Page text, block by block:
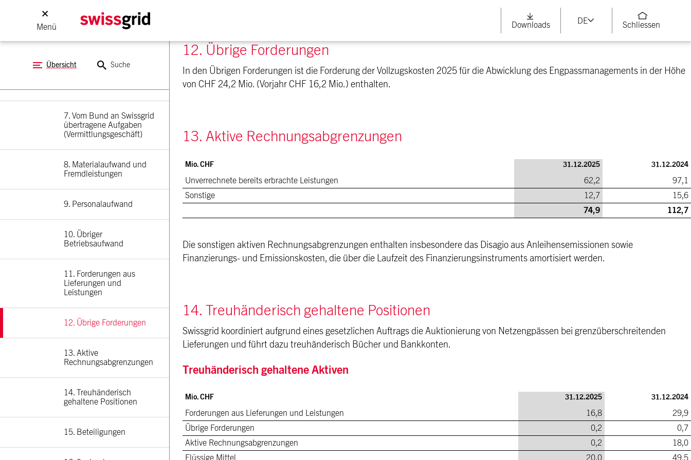
Menü Downloads DE Schliessen
Übersicht Suche
4. Nettoumsatz
7. Vom Bund an Swissgrid
übertragene Aufgaben
(Vermittlungsgeschäft)
8. Materialaufwand und
Fremdleistungen
9. Personalaufwand
10. Übriger
Betriebsaufwand
11. Forderungen aus
Lieferungen und
Leistungen
12. Übrige Forderungen
13. Aktive
Rechnungsabgrenzungen
14. Treuhänderisch
gehaltene Positionen
15. Beteiligungen
12. Übrige Forderungen
In den Übrigen Forderungen ist die Forderung der Vollzugskosten 2025 für die Abwicklung des Engpassmanagements in der Höhe
von CHF 24,2 Mio. (Vorjahr CHF 16,2 Mio.) enthalten.
13. Aktive Rechnungsabgrenzungen
Mio. CHF 31.12.2025 31.12.2024
Unverrechnete bereits erbrachte Leistungen 62,2
97,1
Sonstige
12,7
15,6
74,9
112,7
Die sonstigen aktiven Rechnungsabgrenzungen enthalten insbesondere das Disagio aus Anleihensemissionen sowie
Finanzierungs- und Emissionskosten, die über die Laufzeit des Finanzierungsinstruments amortisiert werden.
14. Treuhänderisch gehaltene Positionen
Swissgrid koordiniert aufgrund eines gesetzlichen Auftrags die Auktionierung von Netzengpässen bei grenzüberschreitenden
Lieferungen und führt dazu treuhänderisch Bücher und Bankkonten.
Treuhänderisch gehaltene Aktiven
Mio. CHF 31.12.2025 31.12.2024
Forderungen aus Lieferungen und Leistungen 16,8
29,9
Übrige Forderungen
0,2
0,7
Aktive Rechnungsabgrenzungen
0,2
18,0
Flüssige Mittel
20,0 49,5